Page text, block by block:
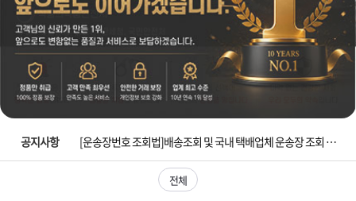
필
요
니
Q&A
파
워
맨
제
품
은
공지사항
입금확인이 안되는 상황을 대비해 꼭 입금후 고객센터 연락바랍니다.
[2026구정 연휴]설 연휴 배송 및 휴무 안내
[운송장번호 조회법]배송조회 및 국내 택배업체 운송장 조회 하는법
[ios앱 오픈]아이폰 고객 앱설치 가능합니다.
전체